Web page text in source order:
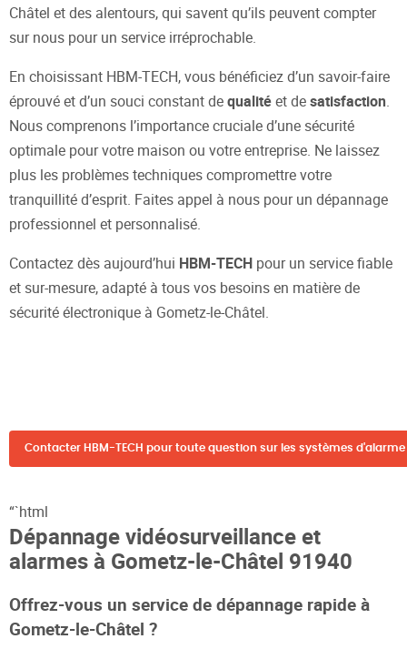
Châtel et des alentours, qui savent qu’ils peuvent compter
sur nous pour un service irréprochable.
En choisissant HBM-TECH, vous bénéficiez d’un savoir-faire
éprouvé et d’un souci constant dequalitéet desatisfaction.
Nous comprenons l’importance cruciale d’une sécurité
optimale pour votre maison ou votre entreprise. Ne laissez
plus les problèmes techniques compromettre votre
tranquillité d’esprit. Faites appel à nous pour un dépannage
professionnel et personnalisé.
Contactez dès aujourd’hui HBM-TECH pour un service fiable
et sur-mesure, adapté à tous vos besoins en matière de
sécurité électronique à Gometz-le-Châtel.
Contacter HBM-TECH pour toute question sur les systèmes d'alarme
“`html
Dépannage vidéosurveillance et
alarmes à Gometz-le-Châtel 91940
Offrez-vous un service de dépannage rapide à
Gometz-le-Châtel ?